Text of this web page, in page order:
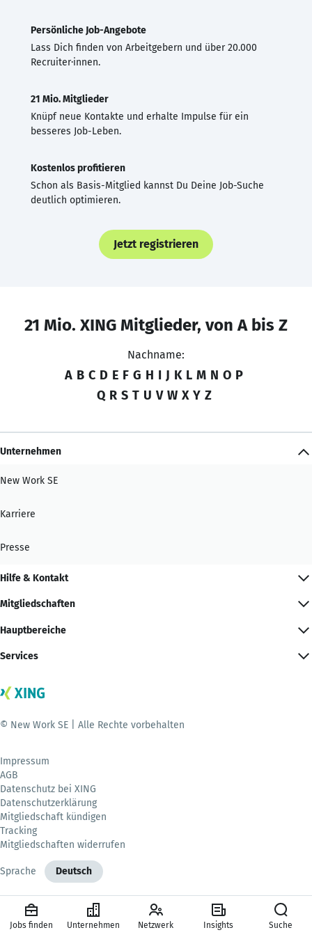
Persönliche Job-Angebote
Lass Dich finden von Arbeitgebern und über 20.000
Recruiter·innen.
21 Mio. Mitglieder
Knüpf neue Kontakte und erhalte Impulse für ein
besseres Job-Leben.
Kostenlos profitieren
Schon als Basis-Mitglied kannst Du Deine Job-Suche
deutlich optimieren.
Jetzt registrieren
21 Mio. XING Mitglieder, von A bis Z
Nachname:
A B C D E F G H I J K L M N O P
Q R S T U V W X Y Z
Unternehmen
New Work SE
Karriere
Presse
Hilfe & Kontakt
Mitgliedschaften
Hauptbereiche
Services
© New Work SE | Alle Rechte vorbehalten
Impressum
AGB
Datenschutz bei XING
Datenschutzerklärung
Mitgliedschaft kündigen
Tracking
Mitgliedschaften widerrufen
Sprache Deutsch
Jobs finden Unternehmen Netzwerk Insights Suche